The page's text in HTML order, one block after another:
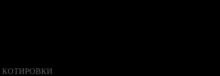
КОТИРОВКИ